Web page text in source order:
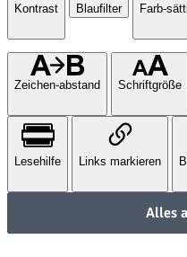
Kontrast Blaufilter Farb-
Zeichen-abstand Schriftgröße
Lesehilfe Links markieren
Alles